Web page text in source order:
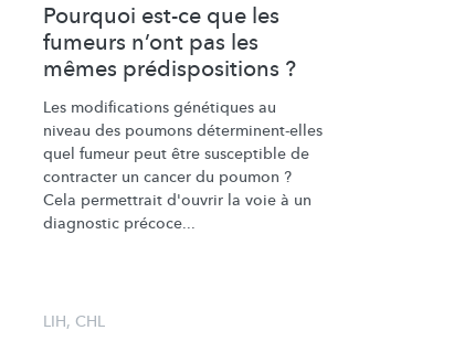
Pourquoi est-ce que les
fumeurs n’ont pas les
mêmes prédispositions ?
Les modifications génétiques au
niveau des poumons déterminent-elles
quel fumeur peut être susceptible de
contracter un cancer du poumon ?
Cela permettrait d'ouvrir la voie à un
diagnostic précoce...
LIH, CHL